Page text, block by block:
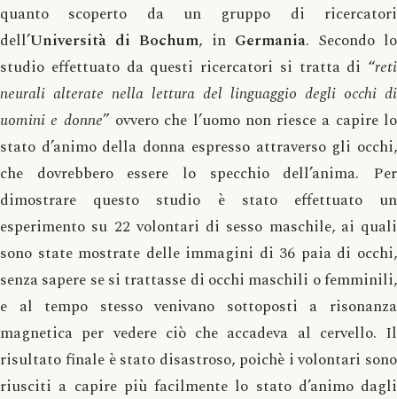
quanto scoperto da un gruppo di ricercatori
dell’Università di Bochum, in Germania. Secondo lo
studio effettuato da questi ricercatori si tratta di “reti
neurali alterate nella lettura del linguaggio degli occhi di
uomini e donne” ovvero che l’uomo non riesce a capire lo
stato d’animo della donna espresso attraverso gli occhi,
che dovrebbero essere lo specchio dell’anima. Per
dimostrare questo studio è stato effettuato un
esperimento su 22 volontari di sesso maschile, ai quali
sono state mostrate delle immagini di 36 paia di occhi,
senza sapere se si trattasse di occhi maschili o femminili,
e al tempo stesso venivano sottoposti a risonanza
magnetica per vedere ciò che accadeva al cervello. Il
risultato finale è stato disastroso, poichè i volontari sono
riusciti a capire più facilmente lo stato d’animo dagli